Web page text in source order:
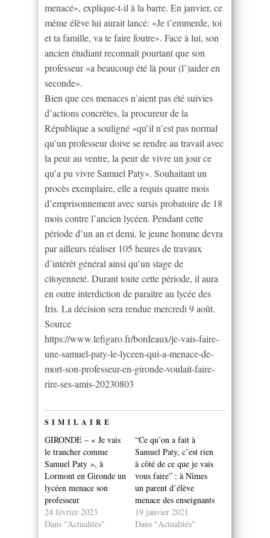
menacé», explique-t-il à la barre. En janvier, ce
même élève lui aurait lancé: «Je t’emmerde, toi
et ta famille, va te faire foutre». Face à lui, son
ancien étudiant reconnaît pourtant que son
professeur «a beaucoup été là pour (l’)aider en
seconde».
Bien que ces menaces n’aient pas été suivies
d’actions concrètes, la procureur de la
République a souligné «qu’il n’est pas normal
qu’un professeur doive se rendre au travail avec
la peur au ventre, la peur de vivre un jour ce
qu’a pu vivre Samuel Paty». Souhaitant un
procès exemplaire, elle a requis quatre mois
d’emprisonnement avec sursis probatoire de 18
mois contre l’ancien lycéen. Pendant cette
période d’un an et demi, le jeune homme devra
par ailleurs réaliser 105 heures de travaux
d’intérêt général ainsi qu’un stage de
citoyenneté. Durant toute cette période, il aura
en outre interdiction de paraître au lycée des
Iris. La décision sera rendue mercredi 9 août.
Source
https://www.lefigaro.fr/bordeaux/je-vais-faire-
une-samuel-paty-le-lyceen-qui-a-menace-de-
mort-son-professeur-en-gironde-voulait-faire-
rire-ses-amis-20230803
SIMILAIRE
GIRONDE – « Je vais
le trancher comme
Samuel Paty », à
Lormont en Gironde un
lycéen menace son
professeur
24 février 2023
Dans "Actualités"
“Ce qu’on a fait à
Samuel Paty, c’est rien
à côté de ce que je vais
vous faire” : à Nîmes
un parent d’élève
menace des enseignants
19 janvier 2021
Dans "Actualités"